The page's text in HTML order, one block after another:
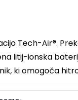
Tech-Air®.
litij-ionska
ki omogoča